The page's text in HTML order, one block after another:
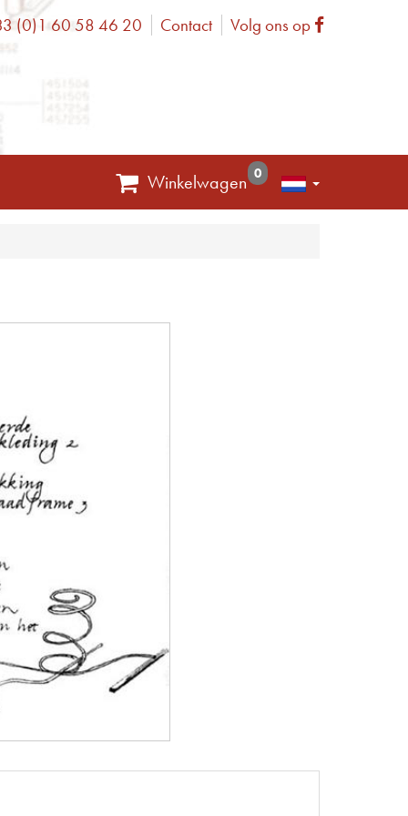
(0)1 60 58 46 20 Contact Volg ons op Facebook
Winkelwagen 0